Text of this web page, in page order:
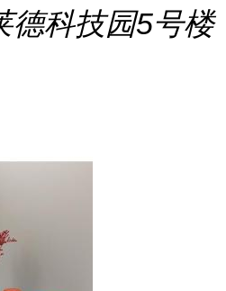
德科技园5号楼